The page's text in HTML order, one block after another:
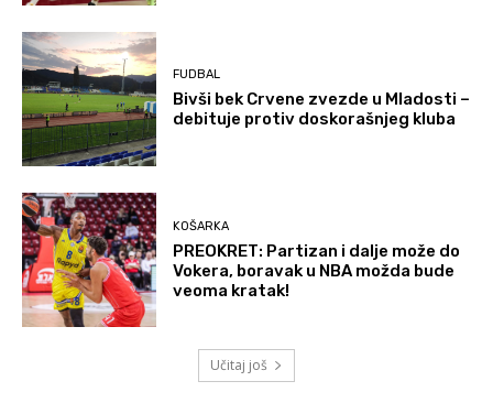
FUDBAL
Bivši bek Crvene zvezde u Mladosti –
debituje protiv doskorašnjeg kluba
KOŠARKA
PREOKRET: Partizan i dalje može do
Vokera, boravak u NBA možda bude
veoma kratak!
Učitaj još